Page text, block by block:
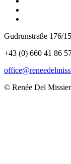
Gudrunstraße 176/
+43 (0) 660 41 86
© Renée Del